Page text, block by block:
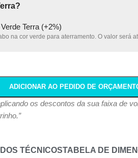
Terra (+2%)
na cor verde para aterramento. O valor será
ADICIONAR AO PEDIDO DE
os descontos da sua faixa de
TÉCNICOSTABELA DE